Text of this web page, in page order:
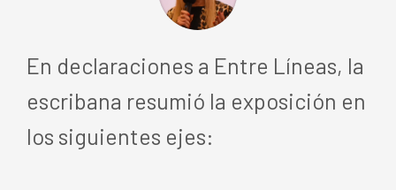
En declaraciones a Entre Líneas, la
escribana resumió la exposición en
los siguientes ejes: